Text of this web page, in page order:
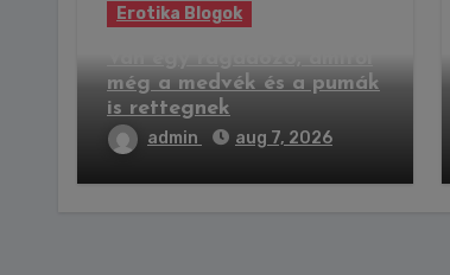
Erotika Blogok
még a medvék és a pumák
is rettegnek
admin aug 7, 2026